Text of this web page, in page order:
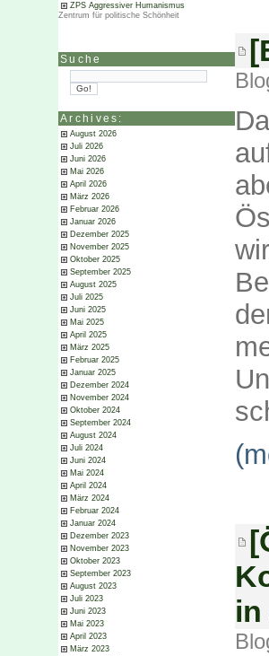
ZPS Aggressiver Humanismus
Zentrum für politische Schönheit
Suche
Archives:
August 2026
Juli 2026
Juni 2026
Mai 2026
April 2026
März 2026
Februar 2026
Januar 2026
Dezember 2025
November 2025
Oktober 2025
September 2025
August 2025
Juli 2025
Juni 2025
Mai 2025
April 2025
März 2025
Februar 2025
Januar 2025
Dezember 2024
November 2024
Oktober 2024
September 2024
August 2024
Juli 2024
Juni 2024
Mai 2024
April 2024
März 2024
Februar 2024
Januar 2024
Dezember 2023
November 2023
Oktober 2023
September 2023
August 2023
Juli 2023
Juni 2023
Mai 2023
April 2023
März 2023
in